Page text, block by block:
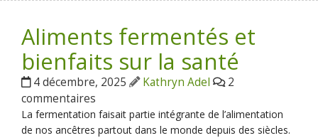
Aliments fermentés et
bienfaits sur la santé
4 décembre, 2025 Kathryn Adel
2
commentaires
La fermentation faisait partie intégrante de l’alimentation
de nos ancêtres partout dans le monde depuis des siècles.